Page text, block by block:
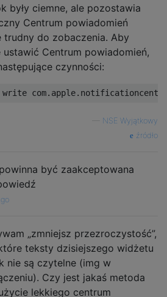
były ciemne, ale pozostawia
Centrum powiadomień
trudny do zobaczenia. Aby
ustawić Centrum powiadomień,
czynności:
NSE Wyjątkowy
źródło
być zaakceptowana
„zmniejsz przezroczystość”,
teksty dzisiejszego widżetu
nie są czytelne (img w
Czy jest jakaś metoda
lekkiego centrum